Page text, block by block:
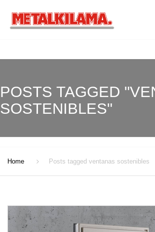
POSTS TAGGED
SOSTENIBLES"
Home Posts tagged ventanas sostenibles